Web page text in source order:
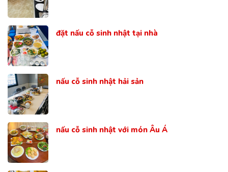
đặt nấu cỗ sinh nhật tại nhà
nấu cỗ sinh nhật hải sản
nấu cỗ sinh nhật với món Âu Á